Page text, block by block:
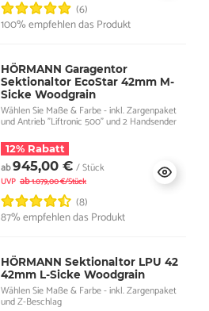
(6)
100% empfehlen das Produkt
HÖRMANN Garagentor
Sektionaltor EcoStar 42mm M-
Sicke Woodgrain
Wählen Sie Maße & Farbe - inkl. Zargenpaket
und Antrieb "Liftronic 500" und 2 Handsender
12% Rabatt
ab945,00 € / Stück
UVP ab1.079,00 €/Stück
(8)
87% empfehlen das Produkt
HÖRMANN Sektionaltor LPU 42
42mm L-Sicke Woodgrain
Wählen Sie Maße & Farbe - inkl. Zargenpaket
und Z-Beschlag